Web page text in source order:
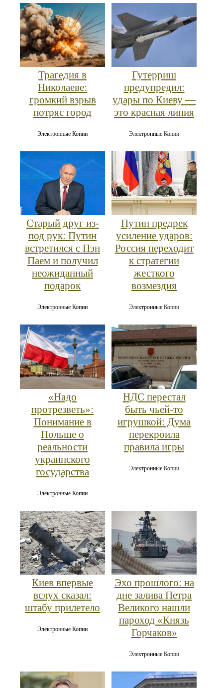
Трагедия в
Николаеве:
громкий взрыв
потряс город
Электронные Копии
Гутерриш
предупредил:
удары по Киеву —
это красная линия
Электронные Копии
Старый друг из-
под рук: Путин
встретился с Пэн
Паем и получил
неожиданный
подарок
Электронные Копии
Путин предрек
усиление ударов:
Россия переходит
к стратегии
жесткого
возмездия
Электронные Копии
«Надо
протрезветь»:
Понимание в
Польше о
реальности
украинского
государства
Электронные Копии
НДС перестал
быть чьей-то
игрушкой: Дума
перекроила
правила игры
Электронные Копии
Киев впервые
вслух сказал:
штабу прилетело
Электронные Копии
Эхо прошлого: на
дне залива Петра
Великого нашли
пароход «Князь
Горчаков»
Электронные Копии